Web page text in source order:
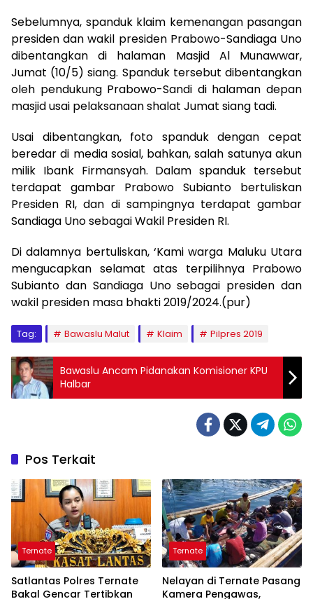
Sebelumnya, spanduk klaim kemenangan pasangan
presiden dan wakil presiden Prabowo-Sandiaga Uno
dibentangkan di halaman Masjid Al Munawwar,
Jumat (10/5) siang. Spanduk tersebut dibentangkan
oleh pendukung Prabowo-Sandi di halaman depan
masjid usai pelaksanaan shalat Jumat siang tadi.
Usai dibentangkan, foto spanduk dengan cepat
beredar di media sosial, bahkan, salah satunya akun
milik Ibank Firmansyah. Dalam spanduk tersebut
terdapat gambar Prabowo Subianto bertuliskan
Presiden RI, dan di sampingnya terdapat gambar
Sandiaga Uno sebagai Wakil Presiden RI.
Di dalamnya bertuliskan, ‘Kami warga Maluku Utara
mengucapkan selamat atas terpilihnya Prabowo
Subianto dan Sandiaga Uno sebagai presiden dan
wakil presiden masa bhakti 2019/2024.(pur)
Tag: Bawaslu Malut Klaim Pilpres 2019
Bawaslu Ancam Pidanakan Komisioner KPU
Halbar
Pos Terkait
Ternate
Satlantas Polres Ternate
Bakal Gencar Tertibkan
Ternate
Nelayan di Ternate Pasang
Kamera Pengawas,